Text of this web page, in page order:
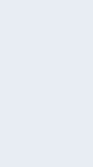
2030 &
zur
2030 &